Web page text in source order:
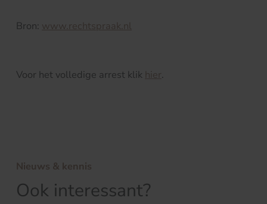
Bron: www.rechtspraak.nl
Voor het volledige arrest klik hier.
Nieuws & kennis
Ook interessant?